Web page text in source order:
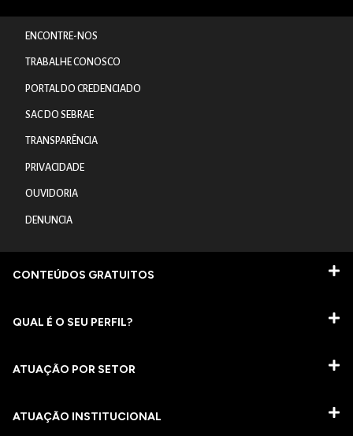
ENCONTRE-NOS
TRABALHE CONOSCO
PORTAL DO CREDENCIADO
SAC DO SEBRAE
TRANSPARÊNCIA
PRIVACIDADE
OUVIDORIA
DENUNCIA
CONTEÚDOS GRATUITOS
QUAL É O SEU PERFIL?
ATUAÇÃO POR SETOR
ATUAÇÃO INSTITUCIONAL